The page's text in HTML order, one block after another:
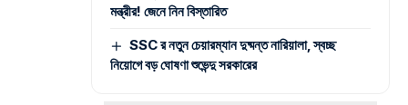
মন্ত্রীর! জেনে নিন বিস্তারিত
SSC র নতুন চেয়ারম্যান দুষ্মন্ত নারিয়ালা, স্বচ্ছ
নিয়োগে বড় ঘোষণা শুভেন্দু সরকারের